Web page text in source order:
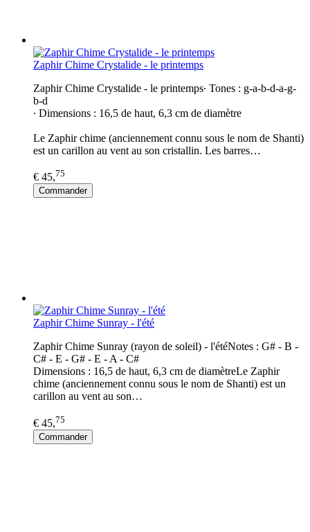
Zaphir Chime Crystalide - le printemps
Zaphir Chime Crystalide - le printemps∙ Tones : g-a-b-d-a-g-
b-d
∙ Dimensions : 16,5 de haut, 6,3 cm de diamètre
Le Zaphir chime (anciennement connu sous le nom de Shanti)
est un carillon au vent au son cristallin. Les barres…
€ 45,75
Commander
Zaphir Chime Sunray - l'été
Zaphir Chime Sunray (rayon de soleil) - l'étéNotes : G# - B -
C# - E - G# - E - A - C#
Dimensions : 16,5 de haut, 6,3 cm de diamètreLe Zaphir
chime (anciennement connu sous le nom de Shanti) est un
carillon au vent au son…
€ 45,75
Commander